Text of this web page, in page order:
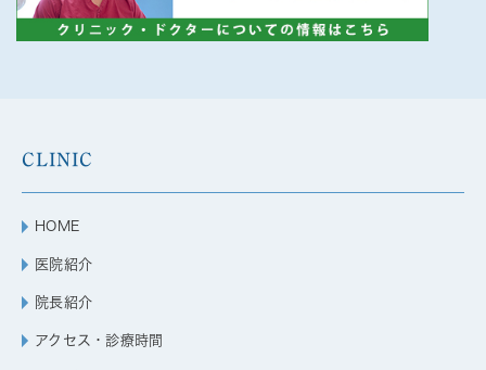
CLINIC
HOME
医院紹介
院長紹介
アクセス・診療時間